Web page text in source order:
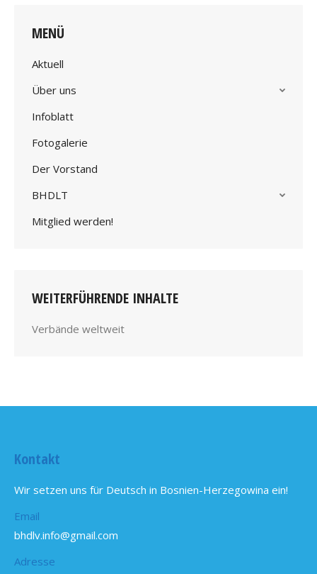
MENÜ
Aktuell
Über uns
Infoblatt
Fotogalerie
Der Vorstand
BHDLT
Mitglied werden!
WEITERFÜHRENDE INHALTE
Verbände weltweit
Kontakt
Wir setzen uns für Deutsch in Bosnien-Herzegowina ein!
Email
bhdlv.info@gmail.com
Adresse